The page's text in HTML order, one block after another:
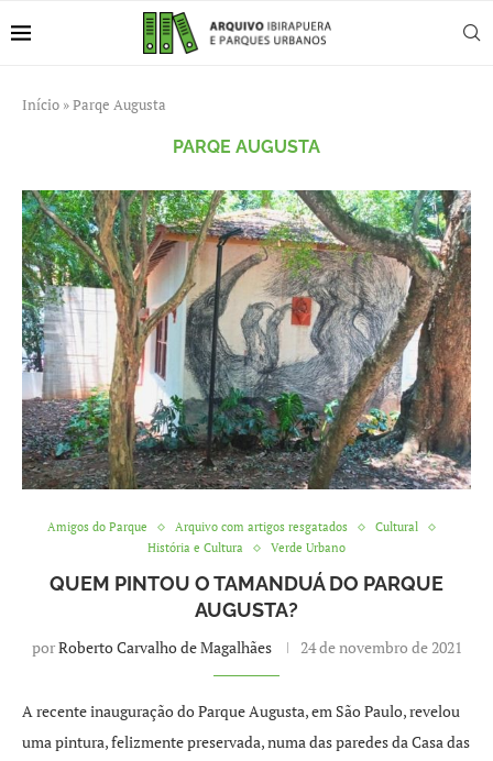
Início »Parqe Augusta
PARQE AUGUSTA
Amigos do Parque Arquivo com artigos resgatados
Cultural
História e Cultura
Verde Urbano
QUEM PINTOU O TAMANDUÁ DO PARQUE
AUGUSTA?
porRoberto Carvalho de Magalhães 24 de novembro de 2021
A recente inauguração do Parque Augusta, em São Paulo, revelou
uma pintura, felizmente preservada, numa das paredes da Casa das